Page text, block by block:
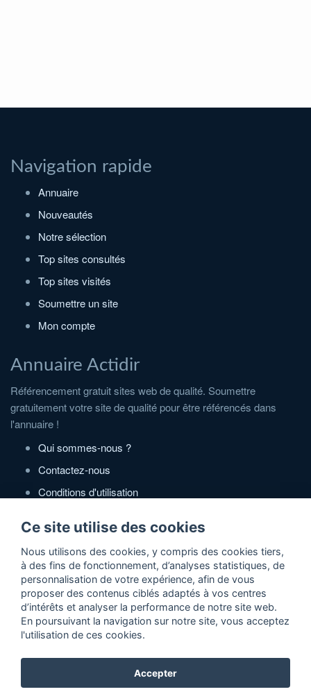
Navigation rapide
Annuaire
Nouveautés
Notre sélection
Top sites consultés
Top sites visités
Soumettre un site
Mon compte
Annuaire Actidir
Référencement gratuit sites web de qualité. Soumettre
gratuitement votre site de qualité pour être référencés dans
l'annuaire !
Qui sommes-nous ?
Contactez-nous
Conditions d'utilisation
Partenaires
Zone Annonces Gratuites
Locations vacances entre particuliers
Ruedesvacances
Ce site utilise des cookies
Nous utilisons des cookies, y compris des cookies tiers,
à des fins de fonctionnement, d’analyses statistiques, de
personnalisation de votre expérience, afin de vous
proposer des contenus ciblés adaptés à vos centres
d’intérêts et analyser la performance de notre site web.
En poursuivant la navigation sur notre site, vous acceptez
l'utilisation de ces cookies.
Accepter